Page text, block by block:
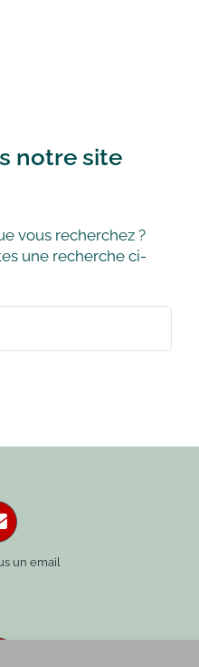
notre site
vous recherchez ?
une recherche ci-
un email